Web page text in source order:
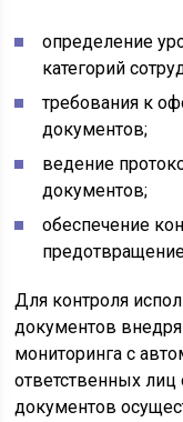
определение
категорий
требования к
документов;
ведение
документов;
обеспечение
Для контроля
документов
мониторинга с
ответственных лиц
документов